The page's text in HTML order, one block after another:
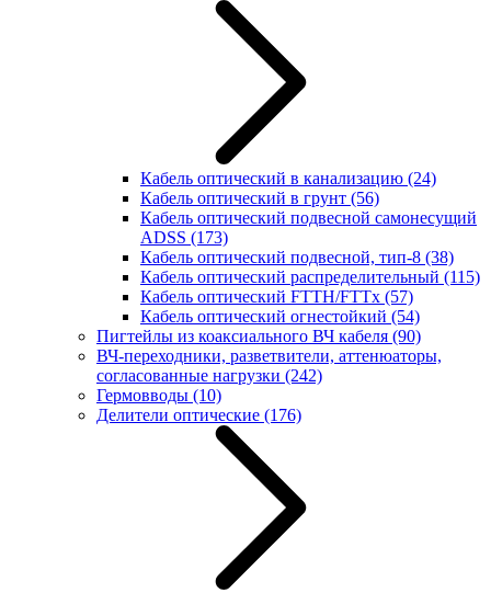
Кабель оптический в канализацию (24)
Кабель оптический в грунт (56)
Кабель оптический подвесной самонесущий
ADSS (173)
Кабель оптический подвесной, тип-8 (38)
Кабель оптический распределительный (115)
Кабель оптический FTTH/FTTx (57)
Кабель оптический огнестойкий (54)
Пигтейлы из коаксиального ВЧ кабеля (90)
ВЧ-переходники, разветвители, аттенюаторы,
согласованные нагрузки (242)
Гермовводы (10)
Делители оптические (176)